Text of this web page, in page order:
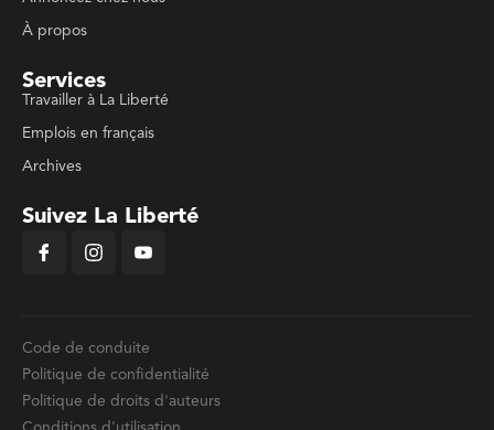
À propos
Services
Travailler à La Liberté
Emplois en français
Archives
Suivez La Liberté
Code de conduite
Politique de confidentialité
Politique de droits d'auteurs